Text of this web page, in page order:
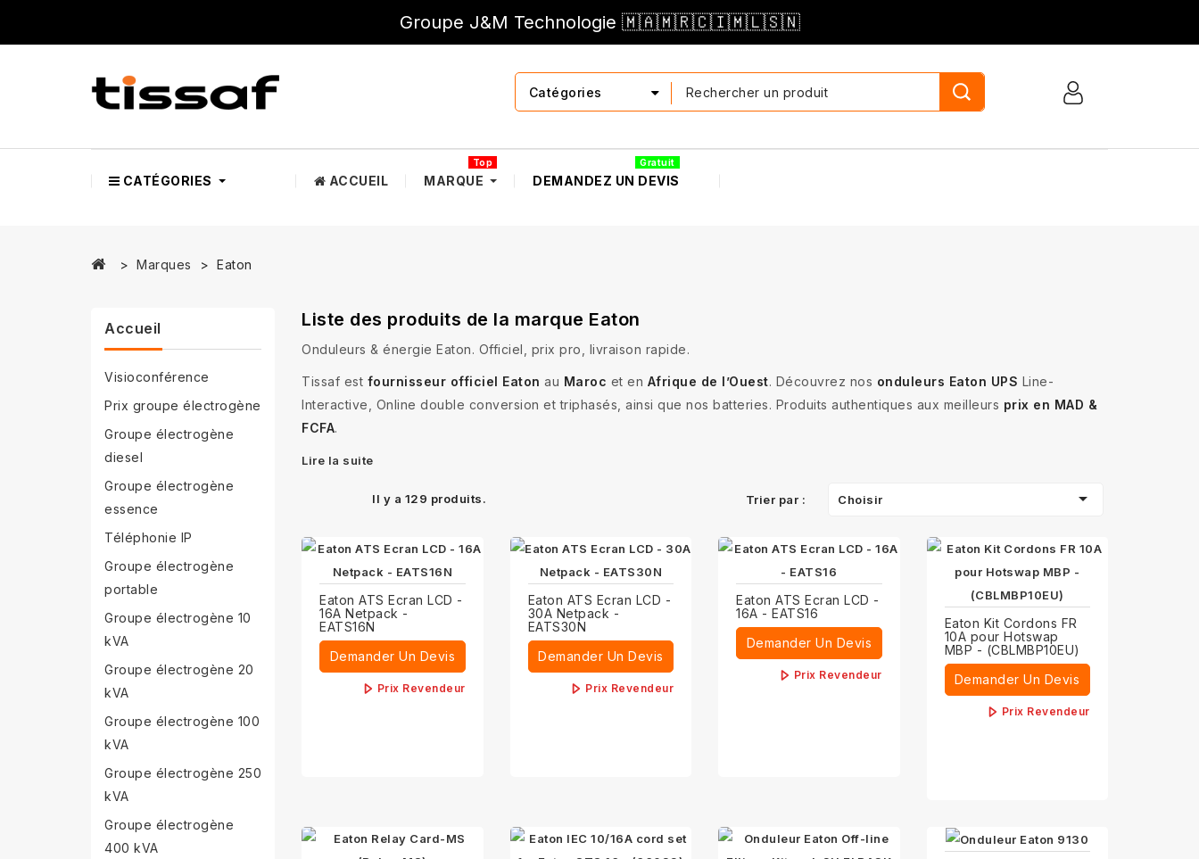
Groupe J&M Technologie 🇲🇦🇲🇷🇨🇮🇲🇱🇸🇳
Catégories
CATÉGORIES ACCUEIL MARQUE
Top
DEMANDEZ UN DEVIS
Gratuit
Marques Eaton
Accueil
Visioconférence
Prix groupe électrogène
Groupe électrogène
diesel
Groupe électrogène
essence
Téléphonie IP
Groupe électrogène
portable
Groupe électrogène 10
kVA
Groupe électrogène 20
kVA
Groupe électrogène 100
kVA
Groupe électrogène 250
kVA
Groupe électrogène
400 kVA
Liste des produits de la marque Eaton
Onduleurs & énergie Eaton. Officiel, prix pro, livraison rapide.
Tissaf est fournisseur officiel Eaton au Maroc et en Afrique de l’Ouest. Découvrez nos onduleurs Eaton UPS Line-
Interactive, Online double conversion et triphasés, ainsi que nos batteries. Produits authentiques aux meilleurs prix en MAD &
FCFA.
Lire la suite
Il y a 129 produits. Trier par : Choisir 
Eaton ATS Ecran LCD -
16A Netpack -
EATS16N
Demander Un Devis
Prix Revendeur
Eaton ATS Ecran LCD -
30A Netpack -
EATS30N
Demander Un Devis
Prix Revendeur
Eaton ATS Ecran LCD -
16A - EATS16
Demander Un Devis
Prix Revendeur
Eaton Kit Cordons FR
10A pour Hotswap
MBP - (CBLMBP10EU)
Demander Un Devis
Prix Revendeur